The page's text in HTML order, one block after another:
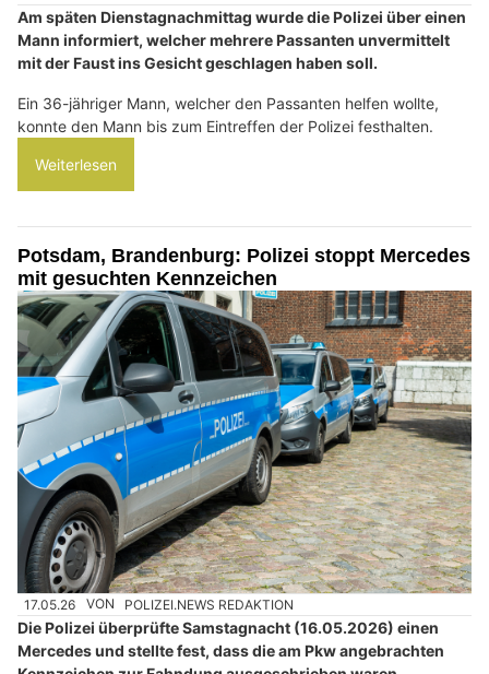
Am späten Dienstagnachmittag wurde die Polizei über einen
Mann informiert, welcher mehrere Passanten unvermittelt
mit der Faust ins Gesicht geschlagen haben soll.
Ein 36-jähriger Mann, welcher den Passanten helfen wollte,
konnte den Mann bis zum Eintreffen der Polizei festhalten.
Weiterlesen
Potsdam, Brandenburg: Polizei stoppt Mercedes
mit gesuchten Kennzeichen
17.05.26 VON POLIZEI.NEWS REDAKTION
Die Polizei überprüfte Samstagnacht (16.05.2026) einen
Mercedes und stellte fest, dass die am Pkw angebrachten